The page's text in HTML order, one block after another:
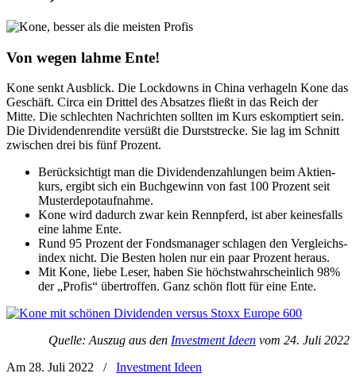
Von wegen lahme Ente!
Kone senkt Ausblick. Die Lockdowns in China verhageln Kone das
Geschäft. Circa ein Drittel des Absatzes fließt in das Reich der
Mitte. Die schlechten Nachrichten sollten im Kurs eskomptiert sein.
Die Dividendenrendite versüßt die Durststrecke. Sie lag im Schnitt
zwischen drei bis fünf Prozent.
Berücksichtigt man die Dividendenzahlungen beim Aktien­
kurs, ergibt sich ein Buchgewinn von fast 100 Prozent seit
Musterdepot­aufnahme.
Kone wird dadurch zwar kein Rennpferd, ist aber keinesfalls
eine lahme Ente.
Rund 95 Prozent der Fondsmanager schlagen den Vergleichs­
index nicht. Die Besten holen nur ein paar Prozent heraus.
Mit Kone, liebe Leser, haben Sie höchstwahrscheinlich 98%
der „Profis“ übertroffen. Ganz schön flott für eine Ente.
Quelle: Auszug aus den Investment Ideen vom 24. Juli 2022
Am 28. Juli 2022
/ Investment Ideen